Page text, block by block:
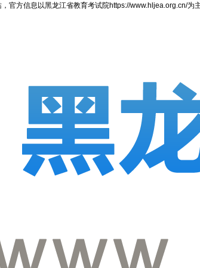
官方信息以黑龙江省教育考试院https://www.hljea.org.cn/为